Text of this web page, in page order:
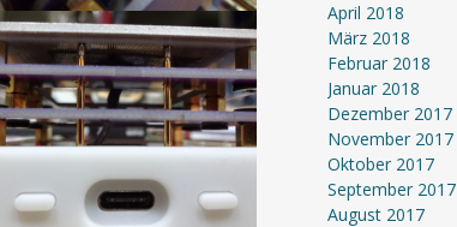
April 2018
März 2018
Februar 2018
Januar 2018
Dezember 2017
November 2017
Oktober 2017
September 2017
August 2017